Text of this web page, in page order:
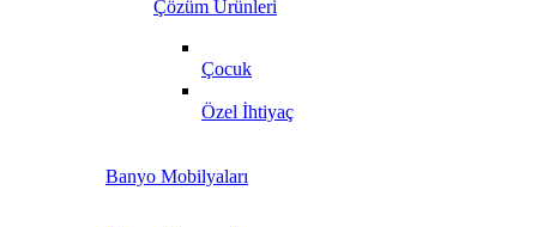
Çözüm Ürünleri
Çocuk
Özel İhtiyaç
Banyo Mobilyaları